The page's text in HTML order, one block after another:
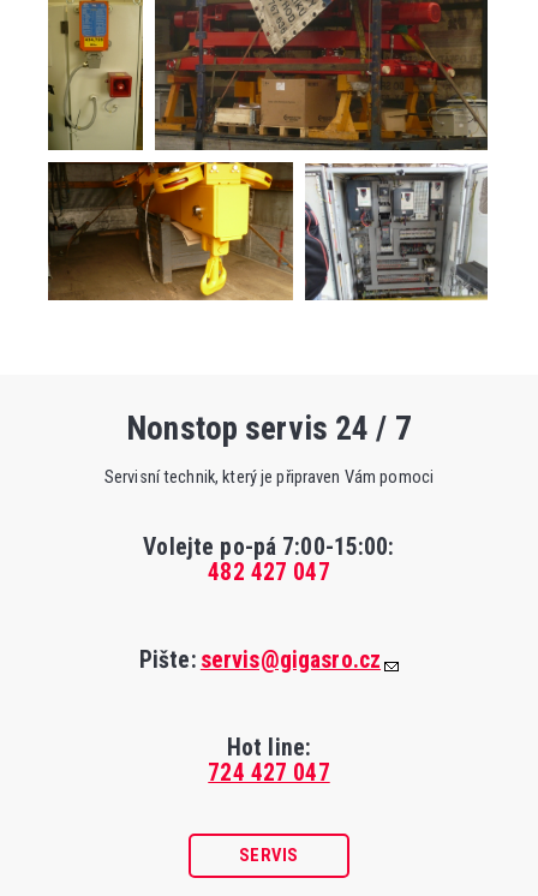
Nonstop servis 24 / 7
Servisní technik, který je připraven Vám pomoci
Volejte po-pá 7:00-15:00:
482 427 047
Pište: servis@gigasro.cz
Hot line:
724 427 047
SERVIS